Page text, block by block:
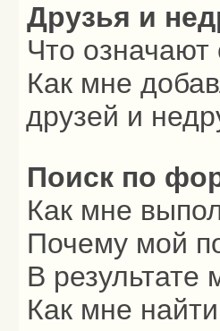
Друзья и
Что означают
Как мне
друзей и
Поиск по
Как мне
Почему мой
В результате
Как мне